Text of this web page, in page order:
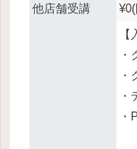
他店舗受講
【
・
・
・
・